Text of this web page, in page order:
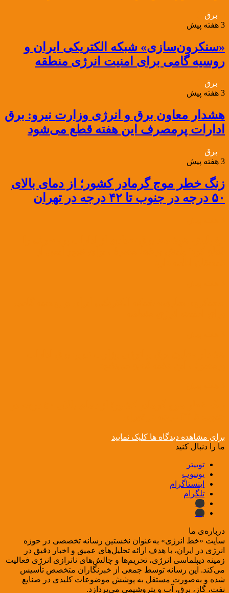
برق
3 هفته پیش
«سنکرون‌سازی» شبکه الکتریکی ایران و
روسیه گامی برای امنیت انرژی منطقه
برق
3 هفته پیش
هشدار معاون برق و انرژی وزارت نیرو: برق
ادارات پرمصرف این هفته قطع می‌شود
برق
3 هفته پیش
زنگ خطر موج گرمادر کشور؛ از دمای بالای
۵۰ درجه در جنوب تا ۴۲ درجه در تهران
برای مشاهده دیدگاه ها کلیک نمایید
ما را دنبال کنید
توییتر
یوتیوب
اینستاگرام
تلگرام
ایتا
بله
درباره‌ی ما
سایت «خط انرژی» به‌عنوان نخستین رسانه تخصصی در حوزه
انرژی در ایران، با هدف ارائه تحلیل‌های عمیق و اخبار دقیق در
زمینه دیپلماسی انرژی، تحریم‌ها و چالش‌های ناترازی انرژی فعالیت
می‌کند. این رسانه توسط جمعی از خبرنگاران متخصص تأسیس
شده و به‌صورت مستقل به پوشش موضوعات کلیدی در صنایع
نفت، گاز، برق، آب و پتروشیمی می‌پردازد.